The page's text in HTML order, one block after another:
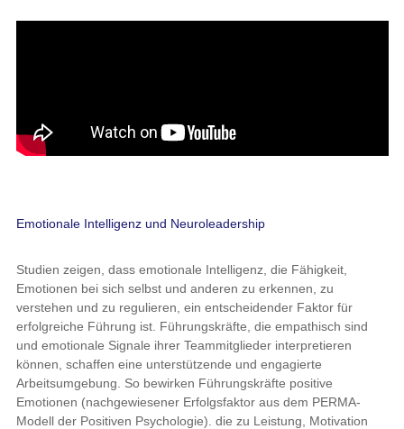
Emotionale Intelligenz und Neuroleadership
Studien zeigen, dass emotionale Intelligenz, die Fähigkeit,
Emotionen bei sich selbst und anderen zu erkennen, zu
verstehen und zu regulieren, ein entscheidender Faktor für
erfolgreiche Führung ist. Führungskräfte, die empathisch sind
und emotionale Signale ihrer Teammitglieder interpretieren
können, schaffen eine unterstützende und engagierte
Arbeitsumgebung. So bewirken Führungskräfte positive
Emotionen (nachgewiesener Erfolgsfaktor aus dem PERMA-
Modell der Positiven Psychologie). die zu Leistung, Motivation